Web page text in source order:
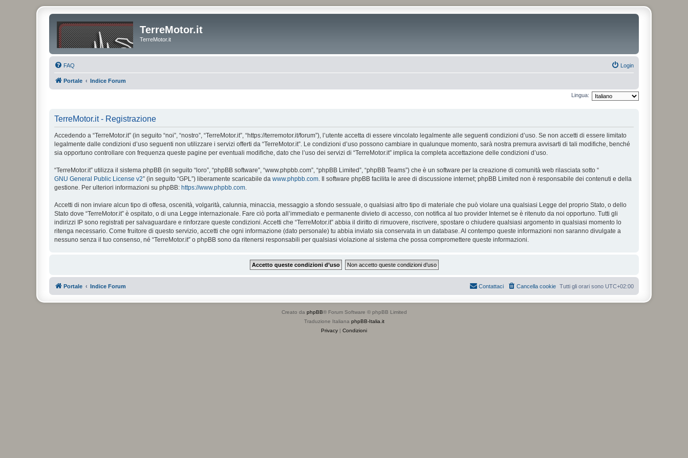
TerreMotor.it
TerreMotor.it
FAQ Login
Portale Indice Forum
Lingua:
TerreMotor.it - Registrazione
Accedendo a “TerreMotor.it” (in seguito “noi”, “nostro”, “TerreMotor.it”, “https://terremotor.it/forum”), l’utente accetta di essere vincolato legalmente alle seguenti condizioni d’uso. Se non accetti di essere limitato
legalmente dalle condizioni d’uso seguenti non utilizzare i servizi offerti da “TerreMotor.it”. Le condizioni d’uso possono cambiare in qualunque momento, sarà nostra premura avvisarti di tali modifiche, benché
sia opportuno controllare con frequenza queste pagine per eventuali modifiche, dato che l’uso dei servizi di “TerreMotor.it” implica la completa accettazione delle condizioni d’uso.
“TerreMotor.it” utilizza il sistema phpBB (in seguito “loro”, “phpBB software”, “www.phpbb.com”, “phpBB Limited”, “phpBB Teams”) che è un software per la creazione di comunità web rilasciata sotto “
GNU General Public License v2” (in seguito “GPL”) liberamente scaricabile da www.phpbb.com. Il software phpBB facilita le aree di discussione internet; phpBB Limited non è responsabile dei contenuti e della
gestione. Per ulteriori informazioni su phpBB: https://www.phpbb.com.
Accetti di non inviare alcun tipo di offesa, oscenità, volgarità, calunnia, minaccia, messaggio a sfondo sessuale, o qualsiasi altro tipo di materiale che può violare una qualsiasi Legge del proprio Stato, o dello
Stato dove “TerreMotor.it” è ospitato, o di una Legge internazionale. Fare ciò porta all’immediato e permanente divieto di accesso, con notifica al tuo provider Internet se è ritenuto da noi opportuno. Tutti gli
indirizzi IP sono registrati per salvaguardare e rinforzare queste condizioni. Accetti che “TerreMotor.it” abbia il diritto di rimuovere, riscrivere, spostare o chiudere qualsiasi argomento in qualsiasi momento lo
ritenga necessario. Come fruitore di questo servizio, accetti che ogni informazione (dato personale) tu abbia inviato sia conservata in un database. Al contempo queste informazioni non saranno divulgate a
nessuno senza il tuo consenso, né “TerreMotor.it” o phpBB sono da ritenersi responsabili per qualsiasi violazione al sistema che possa compromettere queste informazioni.
Portale Indice Forum Tutti gli orari sono UTC+02:00
Cancella cookie
Contattaci
Creato da phpBB® Forum Software © phpBB Limited
Traduzione Italiana phpBB-Italia.it
Privacy | Condizioni